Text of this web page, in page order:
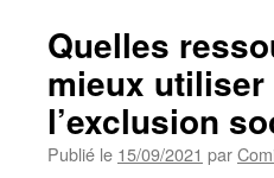
Quelles
mieux
l’exclusion
Publié le 15/09/2021 par